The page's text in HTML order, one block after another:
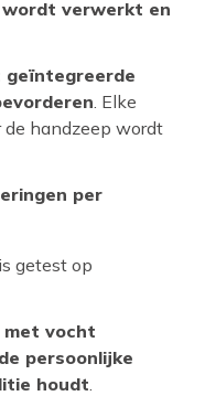
wordt verwerkt en
geïntegreerde
. Elke
handzeep wordt
per
getest op
vocht
persoonlijke
houdt.